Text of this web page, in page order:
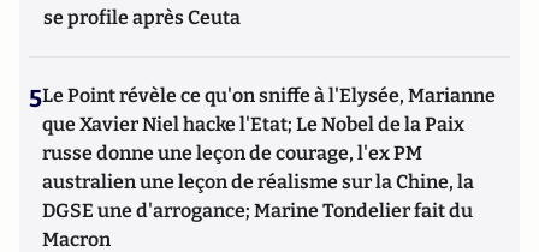
se profile après Ceuta
5Le Point révèle ce qu'on sniffe à l'Elysée, Marianne
que Xavier Niel hacke l'Etat; Le Nobel de la Paix
russe donne une leçon de courage, l'ex PM
australien une leçon de réalisme sur la Chine, la
DGSE une d'arrogance; Marine Tondelier fait du
Macron